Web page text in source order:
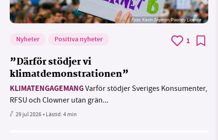
Foto:Kevin Snyman/Pixabay Licence
Nyheter Positiva nyheter 1
”Därför stödjer vi
klimatdemonstrationen”
KLIMATENGAGEMANGVarför stödjer Sveriges Konsumenter,
RFSU och Clowner utan grän...
29 jul 2026• Lästid:4 min